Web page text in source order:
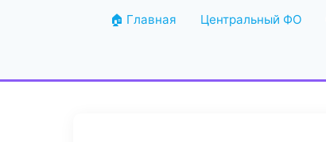
🏠 Главная Центральный ФО